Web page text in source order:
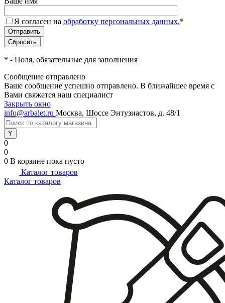
Я согласен на обработку персональных данных.*
* - Поля, обязательные для заполнения
Сообщение отправлено
Ваше сообщение успешно отправлено. В ближайшее время с
Вами свяжется наш специалист
Закрыть окно
info@arbalet.ru Москва, Шоссе Энтузиастов, д. 48/1
0
0
0 В корзине пока пусто
Каталог товаров
Каталог товаров